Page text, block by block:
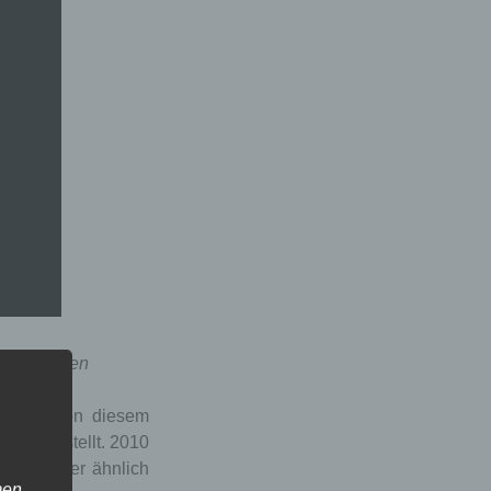
schwirren
wird von diesem
gestellt. 2010
bürger ähnlich